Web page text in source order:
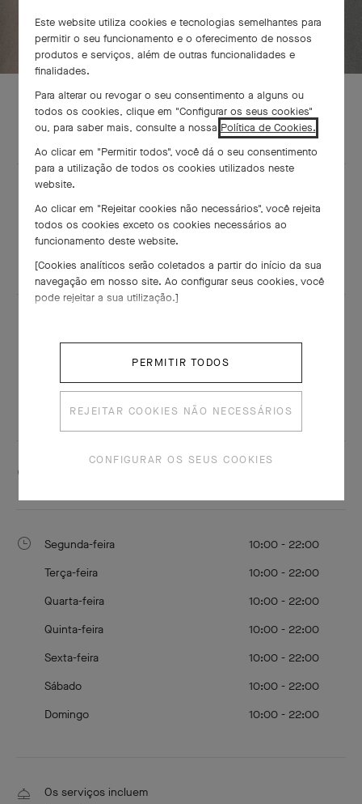
encantador universo da Van Cleef & Arpels. Deixe-se guiar por
nossas equipes e descubra as fontes de inspiração da Maison
e suas coleções de Joalheria, Alta Joalheria e Relojoaria.
Changsha, Hunan 410000, China
COMO CHEGAR
Segunda-feira
10:00 - 22:00
Terça-feira
10:00 - 22:00
Quarta-feira
10:00 - 22:00
Quinta-feira
10:00 - 22:00
Sexta-feira
10:00 - 22:00
Sábado
10:00 - 22:00
Domingo
10:00 - 22:00
Os serviços incluem
Este website utiliza cookies e tecnologias semelhantes para
permitir o seu funcionamento e o oferecimento de nossos
produtos e serviços, além de outras funcionalidades e
finalidades.
Para alterar ou revogar o seu consentimento a alguns ou
todos os cookies, clique em "Configurar os seus cookies"
ou, para saber mais, consulte a nossa Política de Cookies.
Ao clicar em "Permitir todos", você dá o seu consentimento
para a utilização de todos os cookies utilizados neste
website.
Ao clicar em "Rejeitar cookies não necessários", você rejeita
todos os cookies exceto os cookies necessários ao
funcionamento deste website.
[Cookies analíticos serão coletados a partir do início da sua
navegação em nosso site. Ao configurar seus cookies, você
pode rejeitar a sua utilização.]
PERMITIR TODOS
REJEITAR COOKIES NÃO NECESSÁRIOS
CONFIGURAR OS SEUS COOKIES